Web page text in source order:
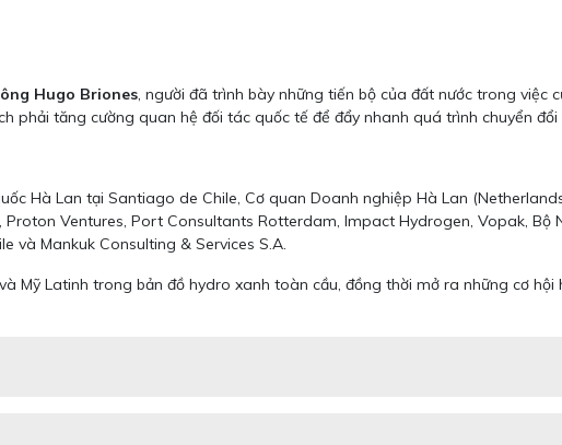
Hugo Briones, người đã trình bày những tiến bộ của đất nước trong việc
phải tăng cường quan hệ đối tác quốc tế để đẩy nhanh quá trình chuyển
Hà Lan tại Santiago de Chile, Cơ quan Doanh nghiệp Hà Lan
Ventures, Port Consultants Rotterdam, Impact Hydrogen, Vopak, Bộ
và Mankuk Consulting & Services S.A.
Mỹ Latinh trong bản đồ hydro xanh toàn cầu, đồng thời mở ra những cơ